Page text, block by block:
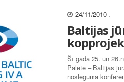
24/11/2010 .
Baltijas
Šī gada 25. un
Palete – Baltijas
noslēguma